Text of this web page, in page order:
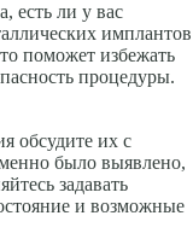
есть ли у вас
имплантов
поможет избежать
процедуры.
обсудите их с
было выявлено,
задавать
и возможные